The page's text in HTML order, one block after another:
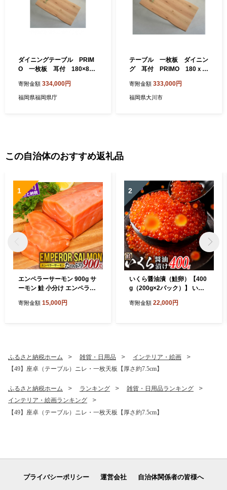
ダイニングテーブル PRIM
O 一枚板 耳付 180×80
59】
寄附金額 334,000円
福岡県福岡県庁
テーブル 一枚板 ダイニン
グ 耳付 PRIMO 180ｘ8
寄附金額 333,000円
福岡県大川市
この自治体のおすすめ返礼品
1
エンペラーサーモン 900g サ
ーモン 鮭 小分け エンペラー
トランティックサーモン さ
寄附金額 15,000円
2
いくら醤油漬（鮭卵）【400
g（200g×2パック）】 いく
るさと納税 いくら 海鮮 北海
寄附金額 22,000円
ふるさと納税ホーム 雑貨・日用品
インテリア・絵画
【49】座卓（テーブル）ニレ・一枚天板【厚さ約7.5cm】
ふるさと納税ホーム ランキング
雑貨・日用品ランキング
インテリア・絵画ランキング
【49】座卓（テーブル）ニレ・一枚天板【厚さ約7.5cm】
プライバシーポリシー 運営会社 自治体関係者の皆様へ